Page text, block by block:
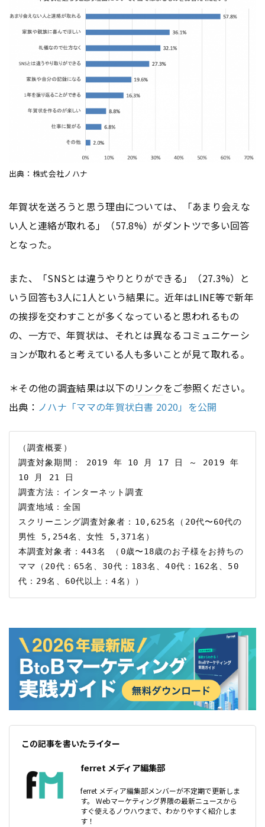
出典：株式会社ノハナ
年賀状を送ろうと思う理由については、「あまり会えな
い人と連絡が取れる」（57.8%）がダントツで多い回答
となった。
また、「SNSとは違うやりとりができる」（27.3%）と
いう回答も3人に1人という結果に。近年はLINE等で新年
の挨拶を交わすことが多くなっていると思われるもの
の、一方で、年賀状は、それとは異なるコミュニケーシ
ョンが取れると考えている人も多いことが見て取れる。
＊その他の調査結果は以下のリンクをご参照ください。
出典： ノハナ「ママの年賀状白書 2020」を公開
（調査概要）
調査対象期間： 2019 年 10 月 17 日 ～ 2019 年
10 月 21 日
調査方法：インターネット調査
調査地域：全国
スクリーニング調査対象者：10,625名（20代〜60代の
男性 5,254名、女性 5,371名）
本調査対象者：443名 （0歳〜18歳のお子様をお持ちの
ママ（20代：65名、30代：183名、40代：162名、50
この記事を書いたライター
ferret メディア編集部
ferret メディア編集部メンバーが不定期で更新しま
す。 Webマーケティング界隈の最新ニュースから
すぐ使えるノウハウまで、わかりやすく紹介しま
す！